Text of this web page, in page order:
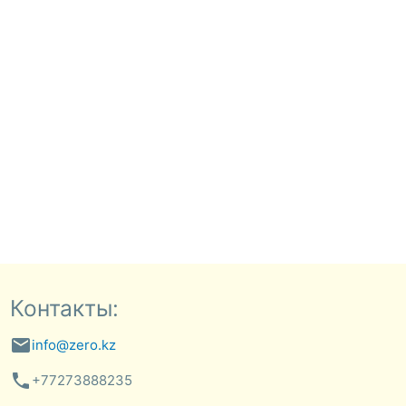
Контакты:
emailinfo@zero.kz
phone +77273888235